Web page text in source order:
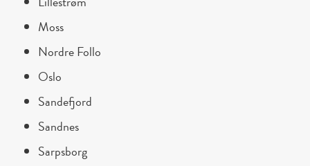
Moss
Nordre Follo
Oslo
Sandefjord
Sandnes
Sarpsborg